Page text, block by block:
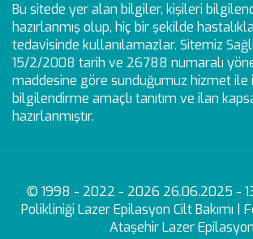
Bu sitede yer alan bilgiler, kişileri
hazırlanmış olup, hiç bir şekilde
tedavisinde kullanılamazlar. Sitemiz
15/2/2008 tarih ve 26788 numaralı
maddesine göre sunduğumuz hizmet
bilgilendirme amaçlı tanıtım ve ilan
hazırlanmıştır.
© 1998 - 2022 - 2026 26.06.2025 -
Polikliniği Lazer Epilasyon Cilt Bakımı |
Ataşehir Lazer Epilasyon